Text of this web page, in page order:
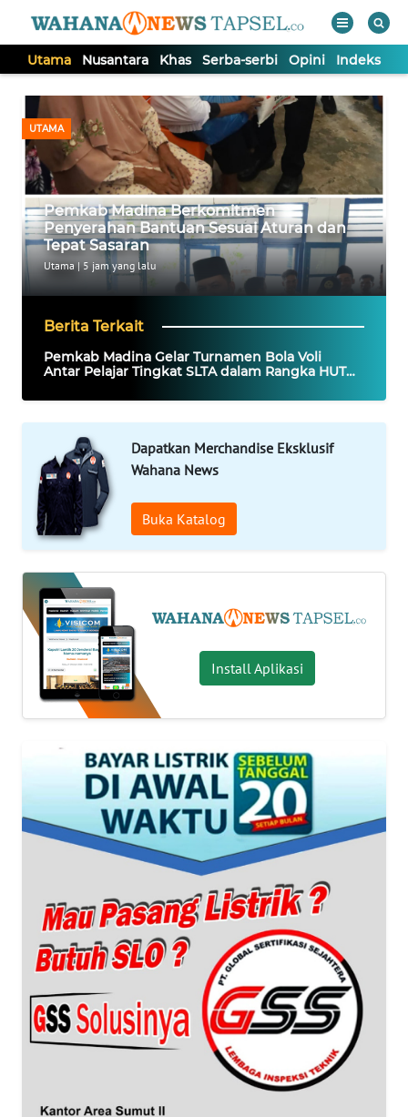
Utama Nusantara Khas Serba-serbi Opini Indeks
UTAMA
Pemkab Madina Berkomitmen
Penyerahan Bantuan Sesuai Aturan dan
Tepat Sasaran
Utama|5 jam yang lalu
Berita Terkait
Pemkab Madina Gelar Turnamen Bola Voli
Antar Pelajar Tingkat SLTA dalam Rangka HUT
Dapatkan Merchandise Eksklusif
Wahana News
Buka Katalog
Install Aplikasi
TV
Tutup
UTAMA
NUSANTARA
KHAS
SERBA-
INDEKS
BERITA
KONTAK
INFO
IKLAN
TENTANG
KAMI
PEDOMAN
REDAKSI
DISCLAIMER
Wahana
News
Regional